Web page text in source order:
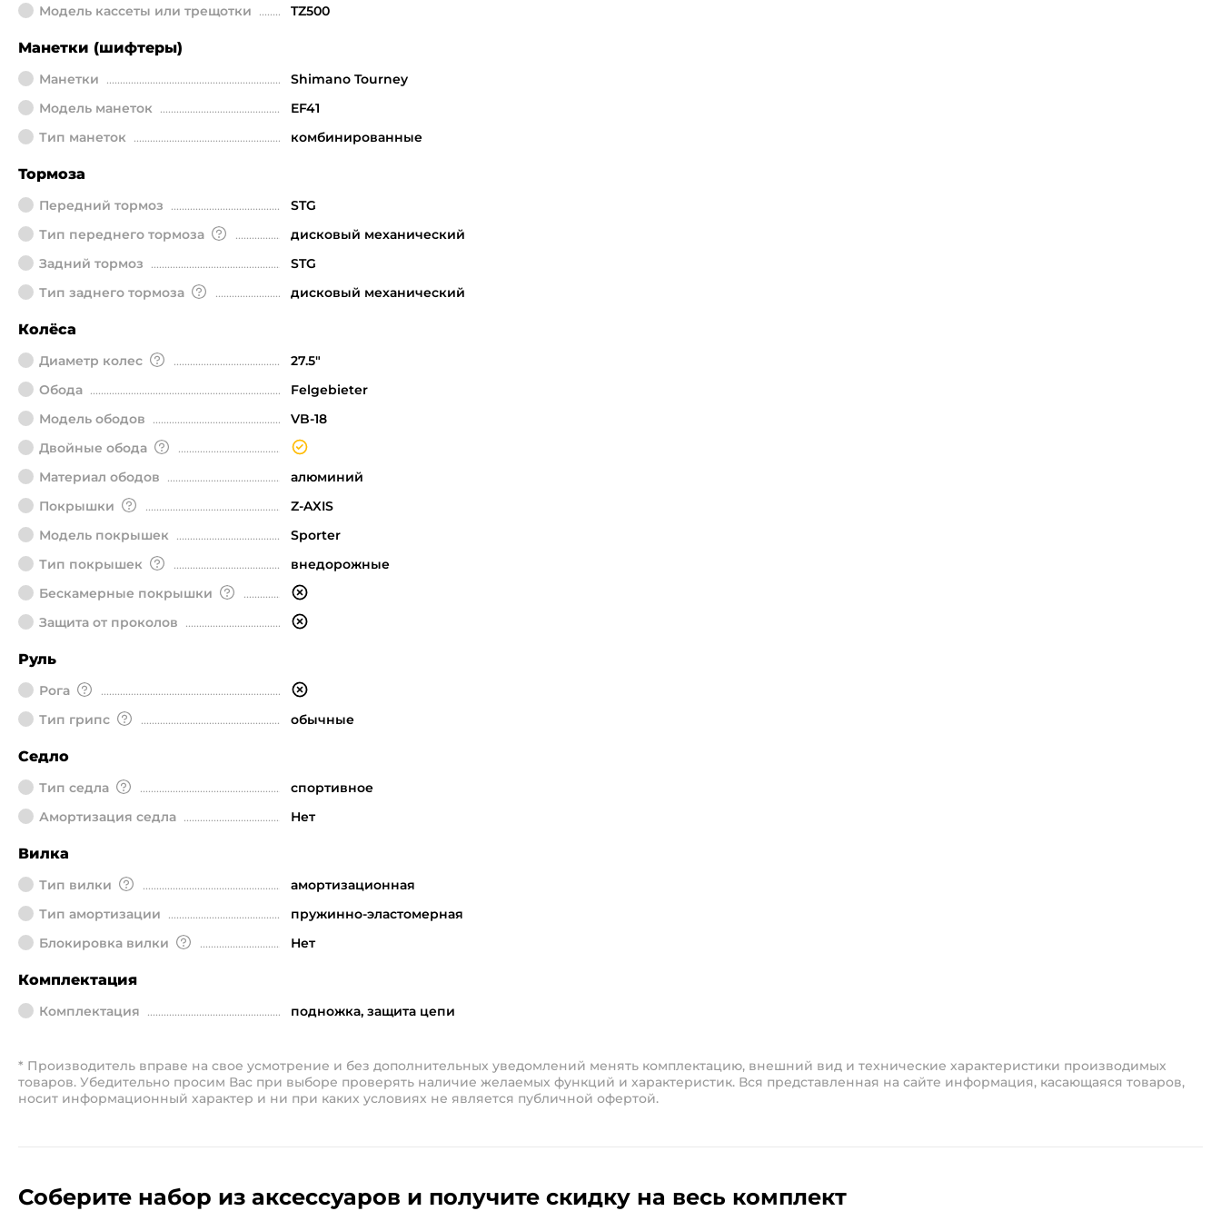
Модель кассеты или трещотки
TZ500
Манетки (шифтеры)
Манетки
Shimano Tourney
Модель манеток
EF41
Тип манеток
комбинированные
Тормоза
Передний тормоз
STG
Тип переднего тормоза
дисковый механический
Задний тормоз
STG
Тип заднего тормоза
дисковый механический
Колёса
Диаметр колeс
27.5"
Обода
Felgebieter
Модель ободов
VB-18
Двойные обода
Материал ободов
алюминий
Покрышки
Z-AXIS
Модель покрышек
Sporter
Тип покрышек
внедорожные
Бескамерные покрышки
Защита от проколов
Руль
Рога
Тип грипс
обычные
Седло
Тип седла
спортивное
Амортизация седла
Нет
Вилка
Тип вилки
амортизационная
Тип амортизации
пружинно-эластомерная
Блокировка вилки
Нет
Комплектация
Комплектация подножка, защита цепи
* Производитель вправе на свое усмотрение и без дополнительных уведомлений менять комплектацию, внешний вид и технические характеристики производимых
товаров. Убедительно просим Вас при выборе проверять наличие желаемых функций и характеристик. Вся представленная на сайте информация, касающаяся товаров,
носит информационный характер и ни при каких условиях не является публичной офертой.
Соберите набор из аксессуаров и получите скидку на весь комплект